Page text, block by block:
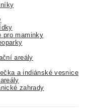
pro maminky
areály
a indiánské vesnice
zahrady